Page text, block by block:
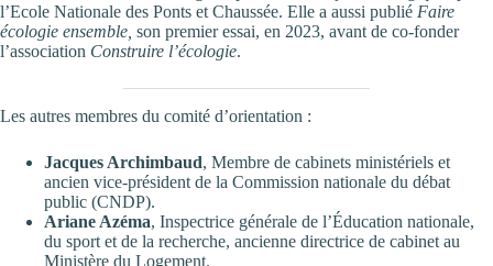
l’Ecole Nationale des Ponts et Chaussée. Elle a aussi publié Faire
écologie ensemble, son premier essai, en 2023, avant de co-fonder
l’association Construire l’écologie.
Les autres membres du comité d’orientation :
Jacques Archimbaud, Membre de cabinets ministériels et
ancien vice-président de la Commission nationale du débat
public (CNDP).
Ariane Azéma, Inspectrice générale de l’Éducation nationale,
du sport et de la recherche, ancienne directrice de cabinet au
Ministère du Logement.